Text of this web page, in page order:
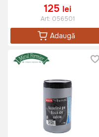
125 lei
Art: 056501
Adaugă